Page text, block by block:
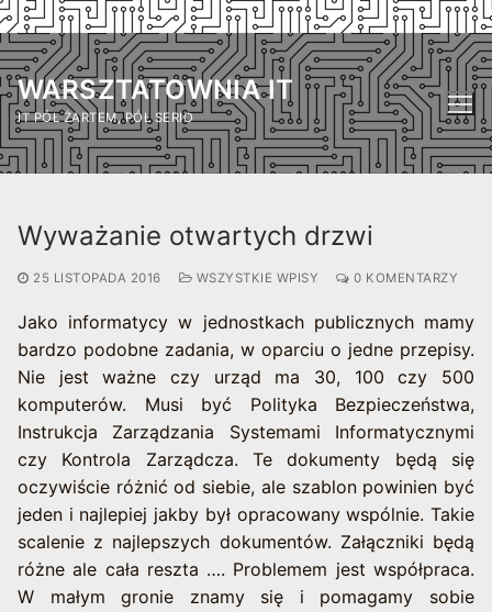
Przejdź
do
treści
WARSZTATOWNIA IT
IT PÓŁ ŻARTEM, PÓŁ SERIO
Wyważanie otwartych drzwi
25 LISTOPADA 2016 WSZYSTKIE WPISY 0 KOMENTARZY
Jako informatycy w jednostkach publicznych mamy
bardzo podobne zadania, w oparciu o jedne przepisy.
Nie jest ważne czy urząd ma 30, 100 czy 500
komputerów. Musi być Polityka Bezpieczeństwa,
Instrukcja Zarządzania Systemami Informatycznymi
czy Kontrola Zarządcza. Te dokumenty będą się
oczywiście różnić od siebie, ale szablon powinien być
jeden i najlepiej jakby był opracowany wspólnie. Takie
scalenie z najlepszych dokumentów. Załączniki będą
różne ale cała reszta …. Problemem jest współpraca.
W małym gronie znamy się i pomagamy sobie